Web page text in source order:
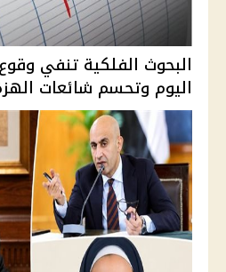
البحوث الفلكية تنفي
اليوم وتحسم شائعات